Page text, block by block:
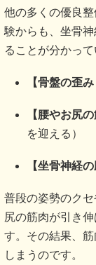
他の多くの優良
験からも、坐骨
ることが分かって
【骨盤の歪
【腰やお尻
を迎える）
【坐骨神経の
普段の姿勢のク
尻の筋肉が引き
す。その結果、
しまうのです。